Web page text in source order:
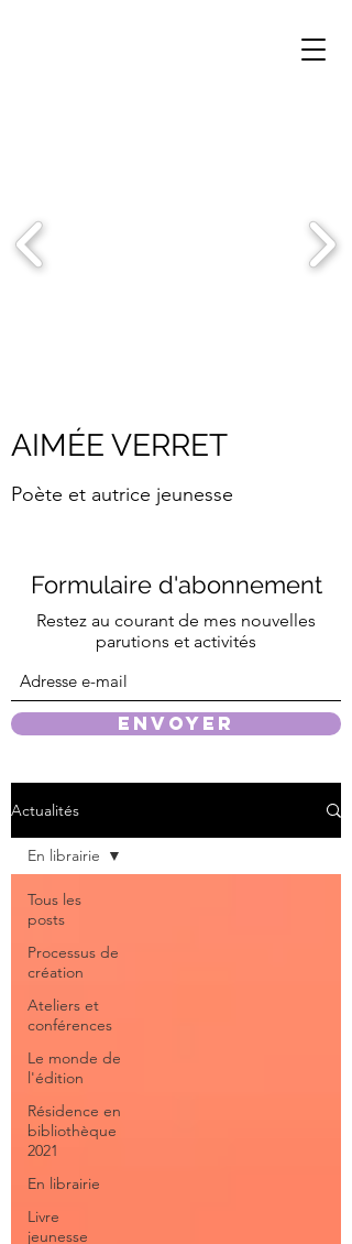
AIMÉE VERRET
Poète et autrice jeunesse
Formulaire d'abonnement
Restez au courant de mes nouvelles
parutions et activités
Envoyer
Actualités
Tous les
posts
Processus de
création
Ateliers et
conférences
Le monde de
l'édition
Résidence en
bibliothèque
2021
En librairie
Livre
jeunesse
En librairie